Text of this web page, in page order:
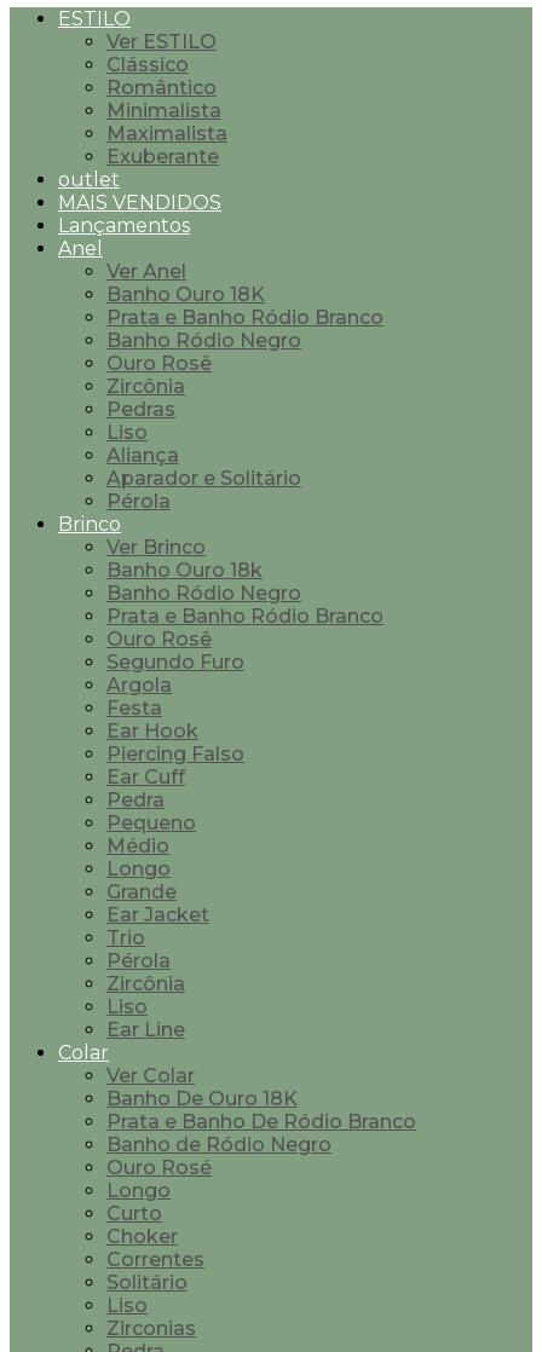
ESTILO
Ver ESTILO
Clássico
Romântico
Minimalista
Maximalista
Exuberante
outlet
MAIS VENDIDOS
Lançamentos
Anel
Ver Anel
Banho Ouro 18K
Prata e Banho Ródio Branco
Banho Ródio Negro
Ouro Rosê
Zircônia
Pedras
Liso
Aliança
Aparador e Solitário
Pérola
Brinco
Ver Brinco
Banho Ouro 18k
Banho Ródio Negro
Prata e Banho Ródio Branco
Ouro Rosê
Segundo Furo
Argola
Festa
Ear Hook
Piercing Falso
Ear Cuff
Pedra
Pequeno
Médio
Longo
Grande
Ear Jacket
Trio
Pérola
Zircônia
Liso
Ear Line
Colar
Ver Colar
Banho De Ouro 18K
Prata e Banho De Ródio Branco
Banho de Ródio Negro
Ouro Rosé
Longo
Curto
Choker
Correntes
Solitário
Liso
Zirconias